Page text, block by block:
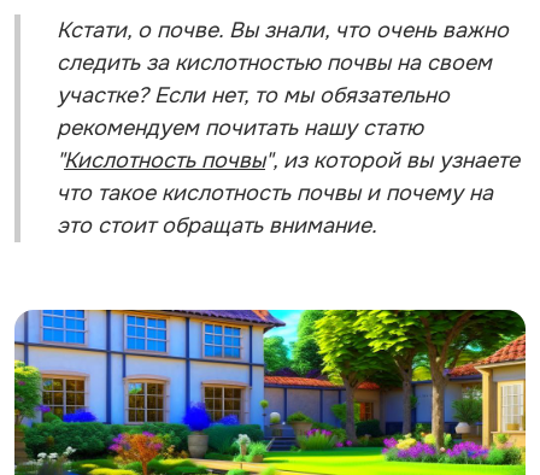
Кстати, о почве. Вы знали, что очень важно
следить за кислотностью почвы на своем
участке? Если нет, то мы обязательно
рекомендуем почитать нашу статю
"Кислотность почвы", из которой вы узнаете
что такое кислотность почвы и почему на
это стоит обращать внимание.